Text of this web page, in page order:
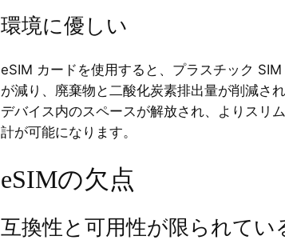
環境に優しい
eSIM カードを使用すると、プラスチック SIM
が減り、廃棄物と二酸化炭素排出量が削減され
デバイス内のスペースが解放され、よりスリ
計が可能になります。
eSIMの欠点
互換性と可用性が限られてい